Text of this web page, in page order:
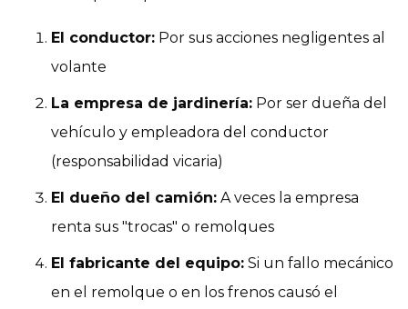
El conductor: Por sus acciones negligentes al
volante
La empresa de jardinería: Por ser dueña del
vehículo y empleadora del conductor
(responsabilidad vicaria)
El dueño del camión: A veces la empresa
renta sus "trocas" o remolques
El fabricante del equipo: Si un fallo mecánico
en el remolque o en los frenos causó el